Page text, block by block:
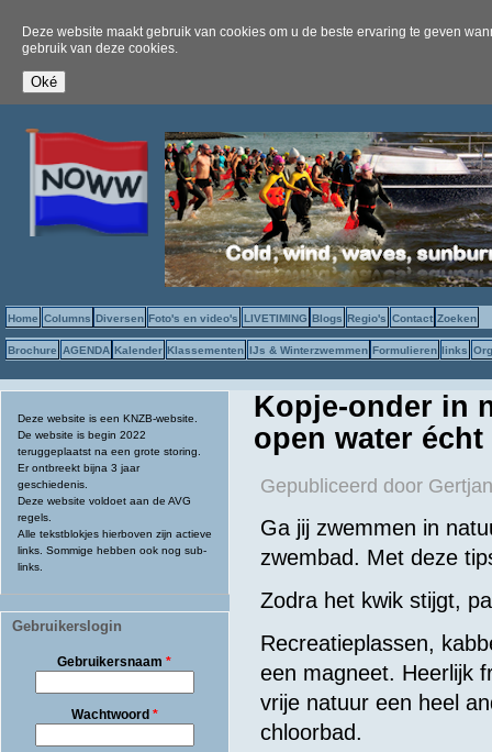
Deze website maakt gebruik van cookies om u de beste ervaring te geven
gebruik van deze cookies.
Home Columns Diversen Foto's en video's LIVETIMING Blogs Regio's Contact Zoeken
Brochure AGENDA Kalender Klassementen IJs & Winterzwemmen Formulieren links
Deze website is een KNZB-website.
De website is begin 2022
teruggeplaatst na een grote storing.
Er ontbreekt bijna 3 jaar
geschiedenis.
Deze website voldoet aan de AVG
regels.
Alle tekstblokjes hierboven zijn actieve
links. Sommige hebben ook nog sub-
links.
Gebruikerslogin
Gebruikersnaam*
Wachtwoord *
Kopje-onder in
open water
Gepubliceerd door
Ga jij zwemmen in
zwembad. Met deze
Zodra het kwik stijgt,
Recreatieplassen,
een magneet. Heerlijk
vrije natuur een heel
chloorbad.